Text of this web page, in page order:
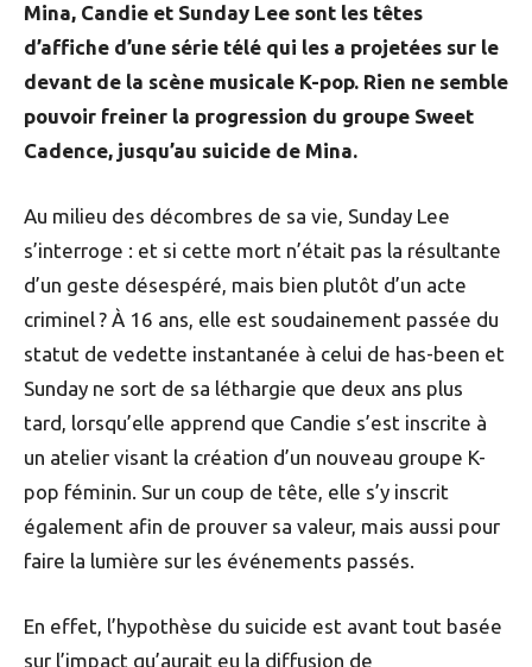
Mina, Candie et Sunday Lee sont les têtes
d’affiche d’une série télé qui les a projetées sur le
devant de la scène musicale K-pop. Rien ne semble
pouvoir freiner la progression du groupe Sweet
Cadence, jusqu’au suicide de Mina.
Au milieu des décombres de sa vie, Sunday Lee
s’interroge : et si cette mort n’était pas la résultante
d’un geste désespéré, mais bien plutôt d’un acte
criminel ? À 16 ans, elle est soudainement passée du
statut de vedette instantanée à celui de has-been et
Sunday ne sort de sa léthargie que deux ans plus
tard, lorsqu’elle apprend que Candie s’est inscrite à
un atelier visant la création d’un nouveau groupe K-
pop féminin. Sur un coup de tête, elle s’y inscrit
également afin de prouver sa valeur, mais aussi pour
faire la lumière sur les événements passés.
En effet, l’hypothèse du suicide est avant tout basée
sur l’impact qu’aurait eu la diffusion de